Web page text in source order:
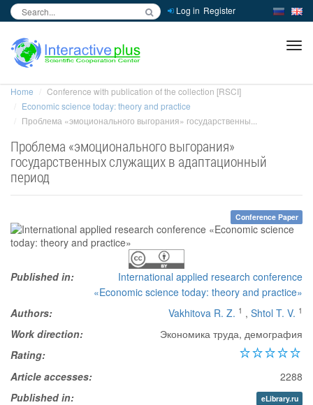
Log in Register
Home
Conference with publication of the collection [RSCI]
Economic science today: theory and practice
Проблема «эмоционального выгорания» государственны...
Проблема «эмоционального выгорания»
государственных служащих в адаптационный
период
Conference Paper
Published in:
International applied research conference
«Economic science today: theory and practice»
Authors:
Vakhitova R. Z. 1 , Shtol T. V. 1
Work direction:
Экономика труда, демография
Rating:
Article accesses:
2288
Published in:
eLibrary.ru